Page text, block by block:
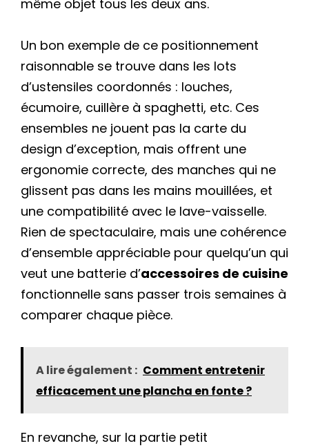
même objet tous les deux ans.
Un bon exemple de ce positionnement
raisonnable se trouve dans les lots
d’ustensiles coordonnés : louches,
écumoire, cuillère à spaghetti, etc. Ces
ensembles ne jouent pas la carte du
design d’exception, mais offrent une
ergonomie correcte, des manches qui ne
glissent pas dans les mains mouillées, et
une compatibilité avec le lave-vaisselle.
Rien de spectaculaire, mais une cohérence
d’ensemble appréciable pour quelqu’un qui
veut une batterie d’accessoires de cuisine
fonctionnelle sans passer trois semaines à
comparer chaque pièce.
A lire également : Comment entretenir
efficacement une plancha en fonte ?
En revanche, sur la partie petit